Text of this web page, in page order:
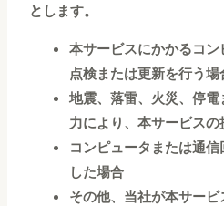
とします。
本サービスにかかるコ
点検または更新を行う場
地震、落雷、火災、停
力により、本サービス
コンピュータまたは通
した場合
その他、当社が本サー